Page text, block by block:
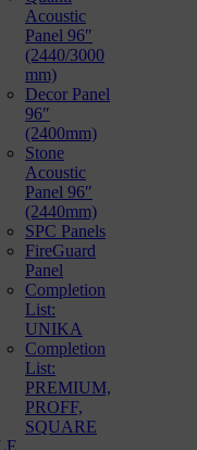
Acoustic
Panel 96″
(2440/3000
mm)
Decor Panel
96″
(2400mm)
Stone
Acoustic
Panel 96″
(2440mm)
SPC Panels
FireGuard
Panel
Completion
List:
UNIKA
Completion
List:
PREMIUM,
PROFF,
SQUARE